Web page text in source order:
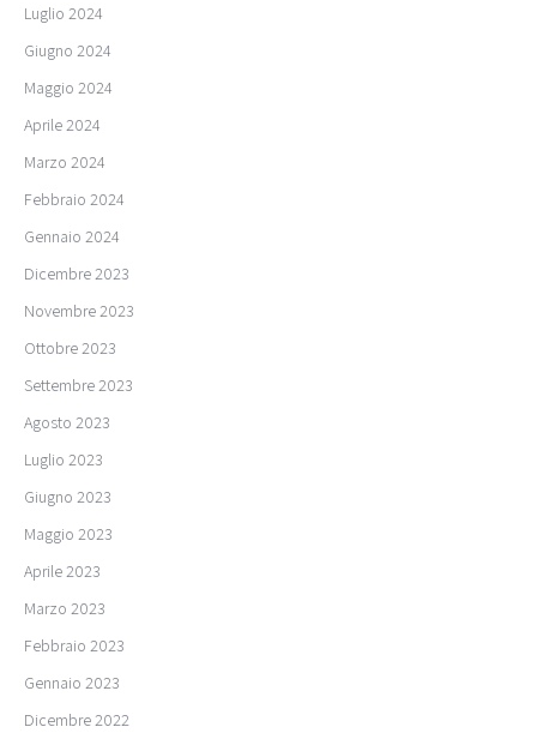
Luglio 2024
Giugno 2024
Maggio 2024
Aprile 2024
Marzo 2024
Febbraio 2024
Gennaio 2024
Dicembre 2023
Novembre 2023
Ottobre 2023
Settembre 2023
Agosto 2023
Luglio 2023
Giugno 2023
Maggio 2023
Aprile 2023
Marzo 2023
Febbraio 2023
Gennaio 2023
Dicembre 2022